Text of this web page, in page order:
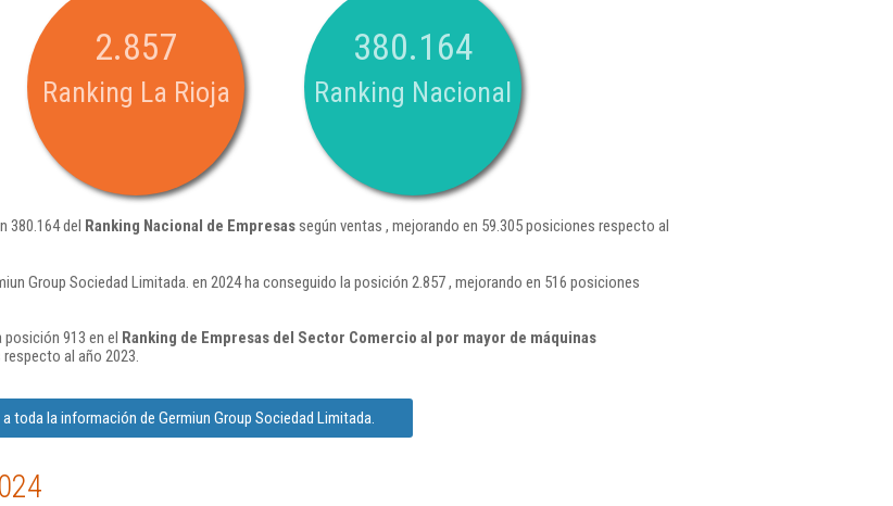
2.857
Ranking La Rioja
380.164
Ranking Nacional
380.164 del Ranking Nacional de Empresassegún ventas , mejorando en 59.305 posiciones respecto al
Group Sociedad Limitada. en 2024 ha conseguido la posición 2.857 , mejorando en 516 posiciones
posición 913 en el Ranking de Empresas del Sector Comercio al por mayor de máquinas
al año 2023.
toda la información de Germiun Group Sociedad Limitada.